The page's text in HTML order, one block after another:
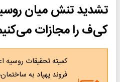
تشدید تنش میان
کی‌ف را مجازات
کمیته تحقیقات روسیه
فروند پهپاد به